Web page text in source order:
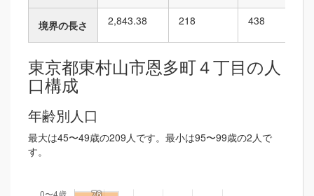
境界の長さ 2,843.38 218 438
東京都東村山市恩多町４丁目の人
口構成
年齢別人口
最大は45〜49歳の209人です。最小は95〜99歳の2人で
す。